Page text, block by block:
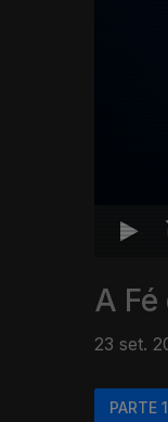
A
23 set.
PARTE 1